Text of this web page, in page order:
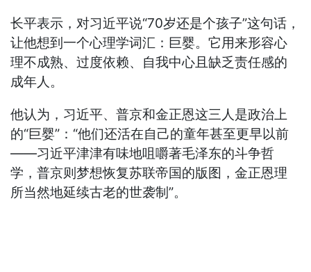
长平表示，对习近平说“70岁还是个孩子”这句话，
让他想到一个心理学词汇：巨婴。它用来形容心
理不成熟、过度依赖、自我中心且缺乏责任感的
成年人。
他认为，习近平、普京和金正恩这三人是政治上
的“巨婴”：“他们还活在自己的童年甚至更早以前
——习近平津津有味地咀嚼著毛泽东的斗争哲
学，普京则梦想恢复苏联帝国的版图，金正恩理
所当然地延续古老的世袭制”。